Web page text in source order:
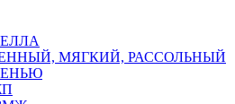
МЯГКИЙ, РАССОЛЬНЫЙ